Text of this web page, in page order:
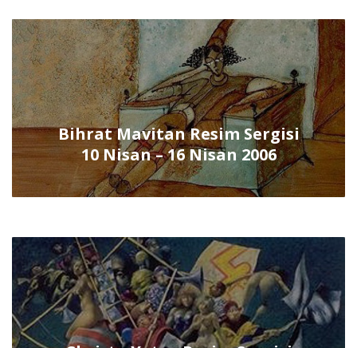
Bihrat Mavitan Resim Sergisi
10 Nisan – 16 Nisan 2006